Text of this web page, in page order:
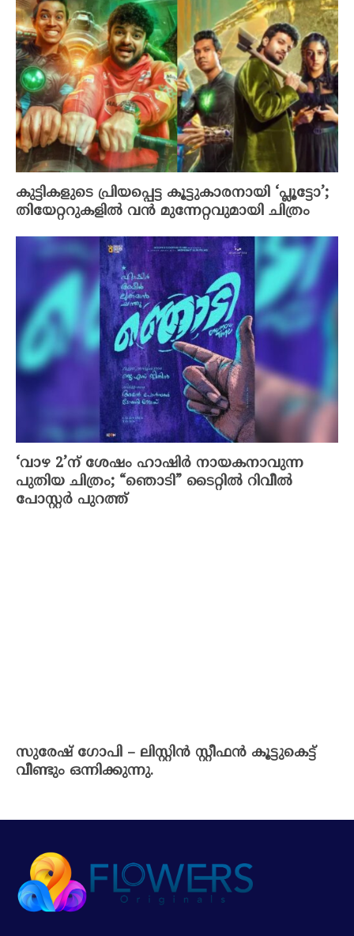
കുട്ടികളുടെ പ്രിയപ്പെട്ട കൂട്ടുകാരനായി ‘പ്ലൂട്ടോ’;
തിയേറ്ററുകളിൽ വൻ മുന്നേറ്റവുമായി ചിത്രം
‘വാഴ 2’ന് ശേഷം ഹാഷിർ നായകനാവുന്ന
പുതിയ ചിത്രം; “ഞൊടി” ടൈറ്റിൽ റിവീൽ
പോസ്റ്റർ പുറത്ത്
സുരേഷ് ഗോപി – ലിസ്റ്റിൻ സ്റ്റീഫൻ കൂട്ടുകെട്ട്
വീണ്ടും ഒന്നിക്കുന്നു.